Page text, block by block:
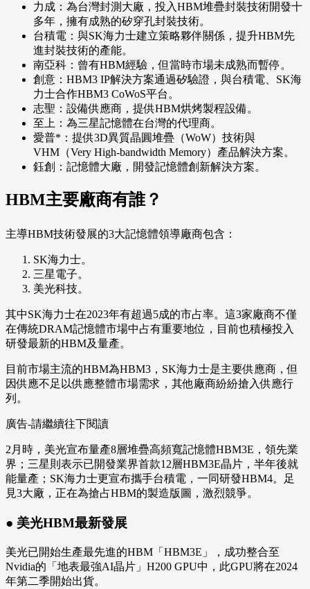
力成：為台灣封測大廠，投入HBM堆疊封裝技術開發十
多年，擁有成熟的矽穿孔封裝技術。
台積電：與SK海力士建立策略夥伴關係，提升HBM先
進封裝技術的產能。
南亞科：曾有HBM經驗，但當時市場未成熟而暫停。
創意：HBM3 IP解決方案通過矽驗證，與台積電、SK海
力士合作HBM3 CoWoS平台。
志聖：設備供應商，提供HBM烘烤製程設備。
至上：為三星記憶體在台灣的代理商。
愛普*：提供3D異質晶圓堆疊（WoW）技術與
VHM（Very High-bandwidth Memory）產品解決方案。
鈺創：記憶體大廠，開發記憶體創新解決方案。
HBM主要廠商有誰？
主導HBM技術發展的3大記憶體領導廠商包含：
SK海力士。
三星電子。
美光科技。
其中SK海力士在2023年有超過5成的市占率。這3家廠商不僅
在傳統DRAM記憶體市場中占有重要地位，目前也積極投入
研發最新的HBM及量產。
目前市場主流的HBM為HBM3，SK海力士是主要供應商，但
因供應不足以供應整體市場需求，其他廠商紛紛搶入供應行
列。
廣告-請繼續往下閱讀
2月時，美光宣布量產8層堆疊高頻寬記憶體HBM3E，領先業
界；三星則表示已開發業界首款12層HBM3E晶片，半年後就
能量產；SK海力士更宣布攜手台積電，一同研發HBM4。足
見3大廠，正在為搶占HBM的製造版圖，激烈競爭。
● 美光HBM最新發展
美光已開始生產最先進的HBM「HBM3E」，成功整合至
Nvidia的「地表最強AI晶片」H200 GPU中，此GPU將在2024
年第二季開始出貨。